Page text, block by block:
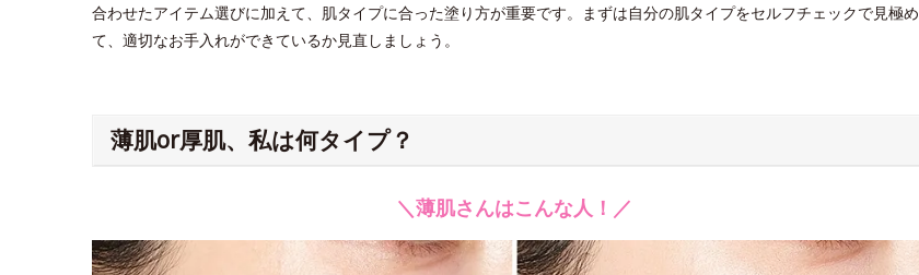
合わせたアイテム選びに加えて、肌タイプに合った塗り方が重要です。まずは自分の肌タイプをセルフチェックで見極め
て、適切なお手入れができているか見直しましょう。
薄肌or厚肌、私は何タイプ？
＼薄肌さんはこんな人！／